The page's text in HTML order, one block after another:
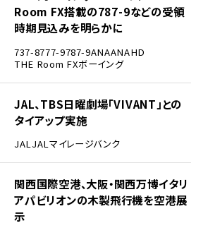
Room FX搭載の787-9などの受領
時期見込みを明らかに
737-8777-9787-9ANAANAHD
THE Room FXボーイング
JAL、TBS日曜劇場「VIVANT」との
タイアップ実施
JALJALマイレージバンク
関西国際空港、大阪・関西万博イタリ
アパビリオンの木製飛行機を空港展
示